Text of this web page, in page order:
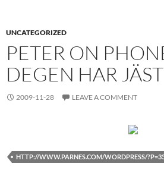
UNCATEGORIZED
PETER ON
DEGEN HAR
2009-11-28 LEAVE A COMMENT
HTTP://WWW.PARNES.COM/WORDPRESS/